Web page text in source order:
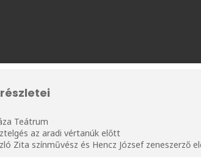
Teátrum
az aradi vértanúk előtt
Zita színművész és Hencz József zeneszerző